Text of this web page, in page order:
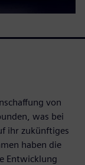
von
was bei
ihr zukünftiges
haben die
Entwicklung